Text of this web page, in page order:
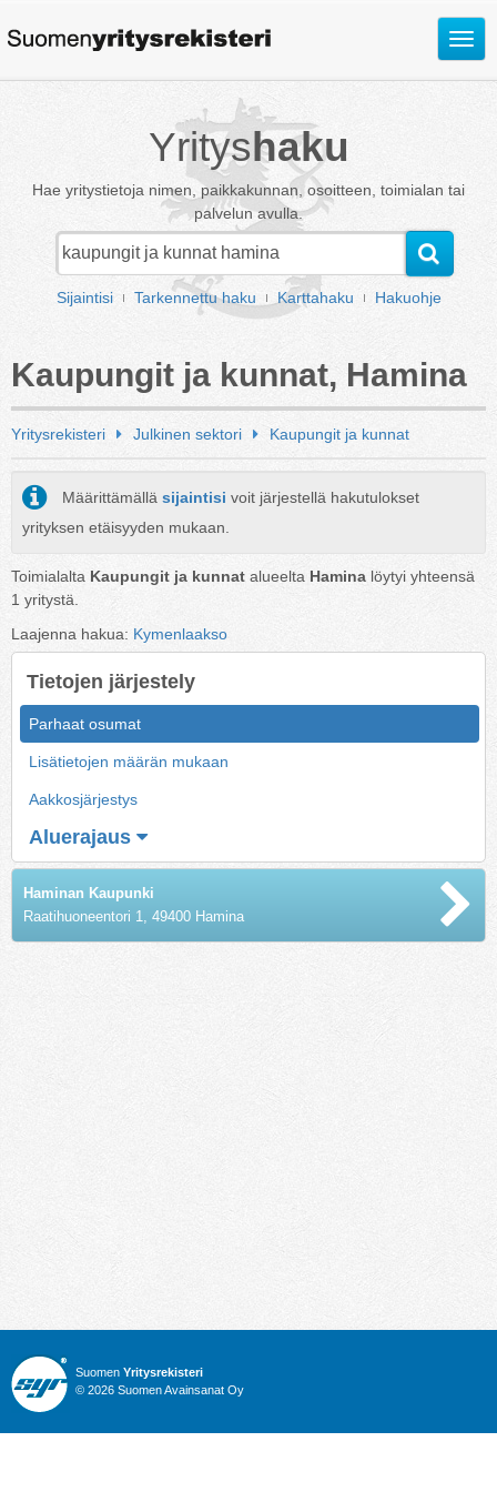
Avaa
Yrityshaku
Hae yritystietoja nimen, paikkakunnan, osoitteen, toimialan tai
palvelun avulla.
Sijaintisi Tarkennettu haku Karttahaku Hakuohje
Kaupungit ja kunnat, Hamina
Yritysrekisteri Julkinen sektori Kaupungit ja kunnat
Määrittämällä sijaintisi voit järjestellä hakutulokset
yrityksen etäisyyden mukaan.
Toimialalta Kaupungit ja kunnat alueelta Hamina löytyi yhteensä
1 yritystä.
Laajenna hakua: Kymenlaakso
Tietojen järjestely
Parhaat osumat
Lisätietojen määrän mukaan
Aakkosjärjestys
Aluerajaus
Haminan Kaupunki
Raatihuoneentori 1, 49400 Hamina
Suomen Yritysrekisteri
© 2026 Suomen Avainsanat Oy